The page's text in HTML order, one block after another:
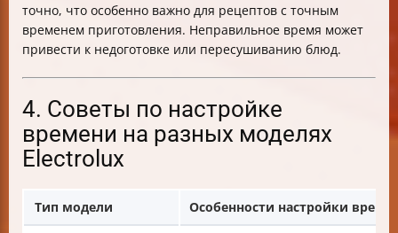
точно, что особенно важно для рецептов с точным
временем приготовления. Неправильное время может
привести к недоготовке или пересушиванию блюд.
4. Советы по настройке
времени на разных моделях
Electrolux
Тип модели Особенности настройки